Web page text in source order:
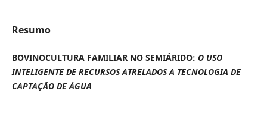
Resumo
BOVINOCULTURA FAMILIAR NO SEMIÁRIDO: O USO
INTELIGENTE DE RECURSOS ATRELADOS A TECNOLOGIA DE
CAPTAÇÃO DE ÁGUA